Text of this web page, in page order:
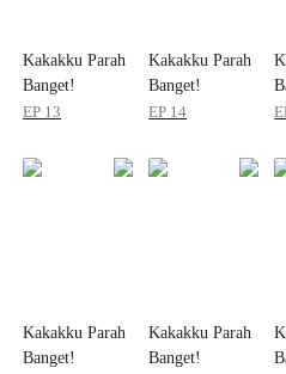
Kakakku Parah
Banget!
EP 13
Kakakku Parah
Banget!
EP 14
Kakakku Parah
Banget!
Kakakku Parah
Banget!